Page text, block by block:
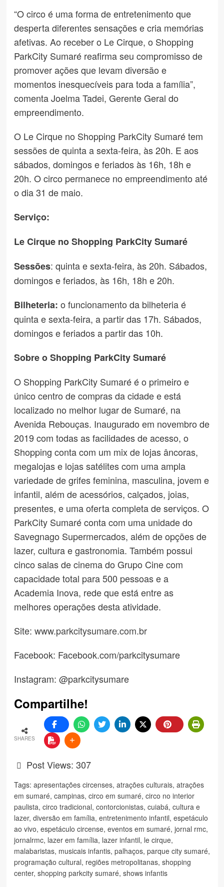
“O circo é uma forma de entretenimento que
desperta diferentes sensações e cria memórias
afetivas. Ao receber o Le Cirque, o Shopping
ParkCity Sumaré reafirma seu compromisso de
promover ações que levam diversão e
momentos inesquecíveis para toda a família”,
comenta Joelma Tadei, Gerente Geral do
empreendimento.
O Le Cirque no Shopping ParkCity Sumaré tem
sessões de quinta a sexta-feira, às 20h. E aos
sábados, domingos e feriados às 16h, 18h e
20h. O circo permanece no empreendimento até
o dia 31 de maio.
Serviço:
Le Cirque no Shopping ParkCity Sumaré
Sessões: quinta e sexta-feira, às 20h. Sábados,
domingos e feriados, às 16h, 18h e 20h.
Bilheteria: o funcionamento da bilheteria é
quinta e sexta-feira, a partir das 17h. Sábados,
domingos e feriados a partir das 10h.
Sobre o Shopping ParkCity Sumaré
O Shopping ParkCity Sumaré é o primeiro e
único centro de compras da cidade e está
localizado no melhor lugar de Sumaré, na
Avenida Rebouças. Inaugurado em novembro de
2019 com todas as facilidades de acesso, o
Shopping conta com um mix de lojas âncoras,
megalojas e lojas satélites com uma ampla
variedade de grifes feminina, masculina, jovem e
infantil, além de acessórios, calçados, joias,
presentes, e uma oferta completa de serviços. O
ParkCity Sumaré conta com uma unidade do
Savegnago Supermercados, além de opções de
lazer, cultura e gastronomia. Também possui
cinco salas de cinema do Grupo Cine com
capacidade total para 500 pessoas e a
Academia Inova, rede que está entre as
melhores operações desta atividade.
Site: www.parkcitysumare.com.br
Facebook: Facebook.com/parkcitysumare
Instagram: @parkcitysumare
Compartilhe!
SHARES
Post Views: 307
Tags: apresentações circenses, atrações culturais, atrações
em sumaré, campinas, circo em sumaré, circo no interior
paulista, circo tradicional, contorcionistas, cuiabá, cultura e
lazer, diversão em família, entretenimento infantil, espetáculo
ao vivo, espetáculo circense, eventos em sumaré, jornal rmc,
jornalrmc, lazer em família, lazer infantil, le cirque,
malabaristas, musicais infantis, palhaços, parque city sumaré,
programação cultural, regiões metropolitanas, shopping
center, shopping parkcity sumaré, shows infantis